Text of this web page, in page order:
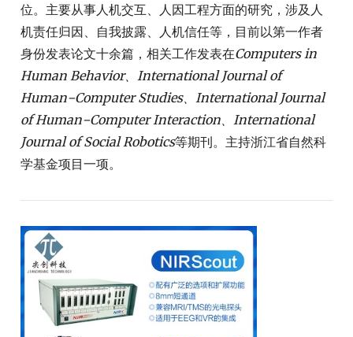
位。主要从事人机交互、人因工程方面的研究，涉及人
机责任归因、自我披露、人机信任等，目前以第一作者
身份发表论文十余篇，相关工作发表在Computers in
Human Behavior、International Journal of
Human‒Computer Studies、International Journal
of Human‒Computer Interaction、International
Journal of Social Robotics等期刊。主持浙江省自然科
学基金项目一项。